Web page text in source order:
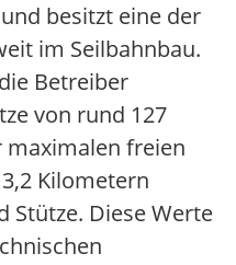
besitzt eine der
im Seilbahnbau.
Betreiber
von rund 127
maximalen freien
Kilometern
Stütze. Diese Werte